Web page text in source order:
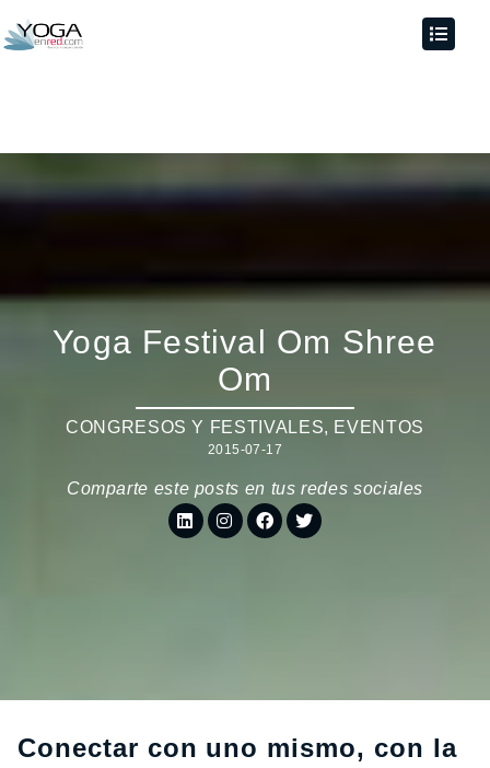
Yoga Festival Om Shree
Om
CONGRESOS Y FESTIVALES, EVENTOS
2015-07-17
Comparte este posts en tus redes sociales
Conectar con uno mismo, con la